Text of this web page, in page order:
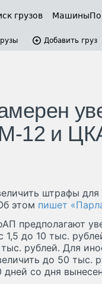
грузов Машины
Добавить груз
М-12 и
штрафы
этом пишет
предполагают
до 10 тыс.
рублей. Для
до 50 тыс.
дней со дня